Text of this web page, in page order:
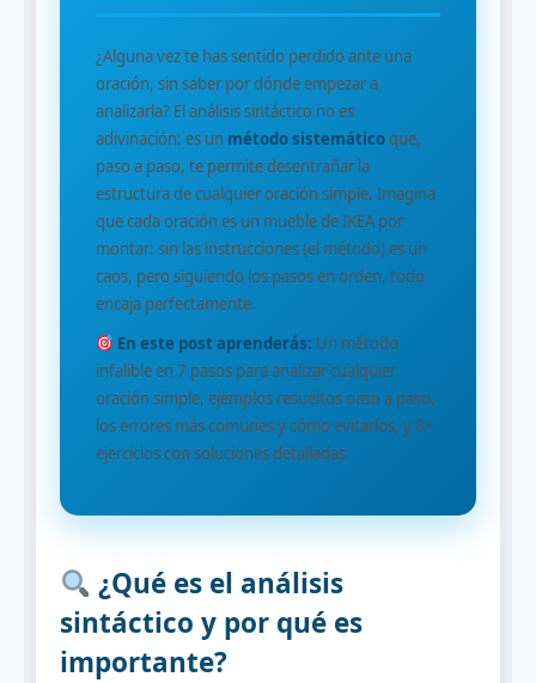
¿Alguna vez te has sentido perdido ante una
oración, sin saber por dónde empezar a
analizarla? El análisis sintáctico no es
adivinación: es un método sistemáticoque,
paso a paso, te permite desentrañar la
estructura de cualquier oración simple. Imagina
que cada oración es un mueble de IKEA por
montar: sin las instrucciones (el método) es un
caos, pero siguiendo los pasos en orden, todo
encaja perfectamente.
En este post aprenderás: Un método
infalible en 7 pasos para analizar cualquier
oración simple, ejemplos resueltos paso a paso,
los errores más comunes y cómo evitarlos, y 8+
ejercicios con soluciones detalladas.
¿Qué es el análisis
sintáctico y por qué es
importante?